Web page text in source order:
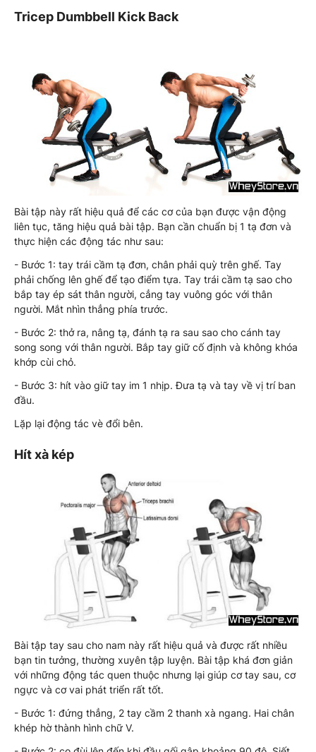
Tricep Dumbbell Kick Back
Bài tập này rất hiệu quả để các cơ của bạn được vận động
liên tục, tăng hiệu quả bài tập. Bạn cần chuẩn bị 1 tạ đơn và
thực hiện các động tác như sau:
- Bước 1: tay trái cầm tạ đơn, chân phải quỳ trên ghế. Tay
phải chống lên ghế để tạo điểm tựa. Tay trái cầm tạ sao cho
bắp tay ép sát thân người, cẳng tay vuông góc với thân
người. Mắt nhìn thẳng phía trước.
- Bước 2: thở ra, nâng tạ, đánh tạ ra sau sao cho cánh tay
song song với thân người. Bắp tay giữ cố định và không khóa
khớp cùi chỏ.
- Bước 3: hít vào giữ tay im 1 nhịp. Đưa tạ và tay về vị trí ban
đầu.
Lặp lại động tác vè đổi bên.
Hít xà kép
Bài tập tay sau cho nam này rất hiệu quả và được rất nhiều
bạn tin tưởng, thường xuyên tập luyện. Bài tập khá đơn giản
với những động tác quen thuộc nhưng lại giúp cơ tay sau, cơ
ngực và cơ vai phát triển rất tốt.
- Bước 1: đứng thẳng, 2 tay cầm 2 thanh xà ngang. Hai chân
khép hờ thành hình chữ V.